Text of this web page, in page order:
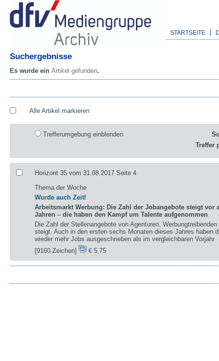
STARTSEITE
Suchergebnisse
Es wurde ein Artikel gefunden.
Alle Artikel markieren
Trefferumgebung einblenden
Treffer
Horizont 35 vom 31.08.2017 Seite 4
Thema der Woche
Wurde auch Zeit!
Arbeitsmarkt Werbung: Die Zahl der Jobangebote steigt vor
Jahren – die haben den Kampf um Talente aufgenommen
Die Zahl der Stellenangebote von Agenturen,
steigt. Auch in den ersten sechs Monaten dieses Jahres haben
wieder mehr Jobs ausgeschrieben als im vergleichbaren Vorjahr
[9160 Zeichen]
€ 5,75